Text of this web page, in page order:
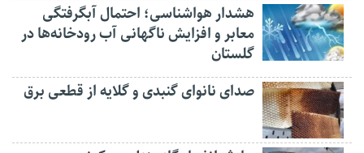
هشدار هواشناسی؛ احتمال آبگرفتگی
معابر و افزایش ناگهانی آب رودخانه‌ها در
گلستان
صدای نانوای گنبدی و گلایه از قطعی برق